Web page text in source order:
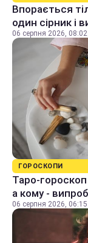
Впорається
один сірник і
06 серпня 2026, 08:02
ГОРОСКОПИ
Таро-
а кому -
06 серпня 2026, 06:15